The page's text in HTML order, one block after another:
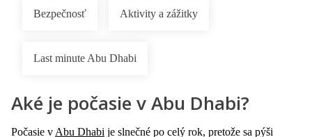
Bezpečnosť Aktivity a zážitky
Last minute Abu Dhabi
Aké je počasie v Abu Dhabi?
Počasie v Abu Dhabi je slnečné po celý rok, pretože sa pýši